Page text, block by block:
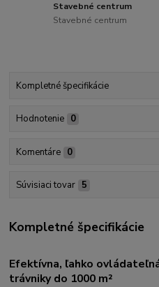
Stavebné centrum
Stavebné centrum
Kompletné špecifikácie
Hodnotenie 0
Komentáre 0
Súvisiaci tovar 5
Kompletné špecifikácie
Efektívna, ľahko
trávniky do 1000 m²